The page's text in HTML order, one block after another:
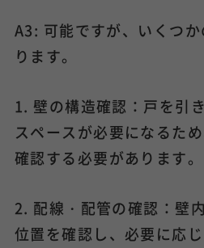
A3: 可能ですが、いくつ
ります。
1. 壁の構造確認：戸を引
スペースが必要になるた
確認する必要があります。
2. 配線・配管の確認：壁
位置を確認し、必要に応